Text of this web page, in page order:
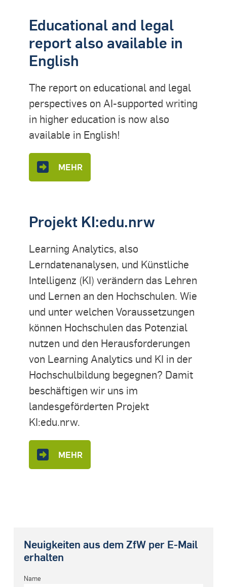
Educational and legal
report also available in
English
The report on educational and legal
perspectives on AI-supported writing
in higher education is now also
available in English!
MEHR
Projekt KI:edu.nrw
Learning Analytics, also
Lerndatenanalysen, und Künstliche
Intelligenz (KI) verändern das Lehren
und Lernen an den Hochschulen. Wie
und unter welchen Voraussetzungen
können Hochschulen das Potenzial
nutzen und den Herausforderungen
von Learning Analytics und KI in der
Hochschulbildung begegnen? Damit
beschäftigen wir uns im
landesgeförderten Projekt
KI:edu.nrw.
MEHR
Neuigkeiten aus dem ZfW per E-Mail
erhalten
Name